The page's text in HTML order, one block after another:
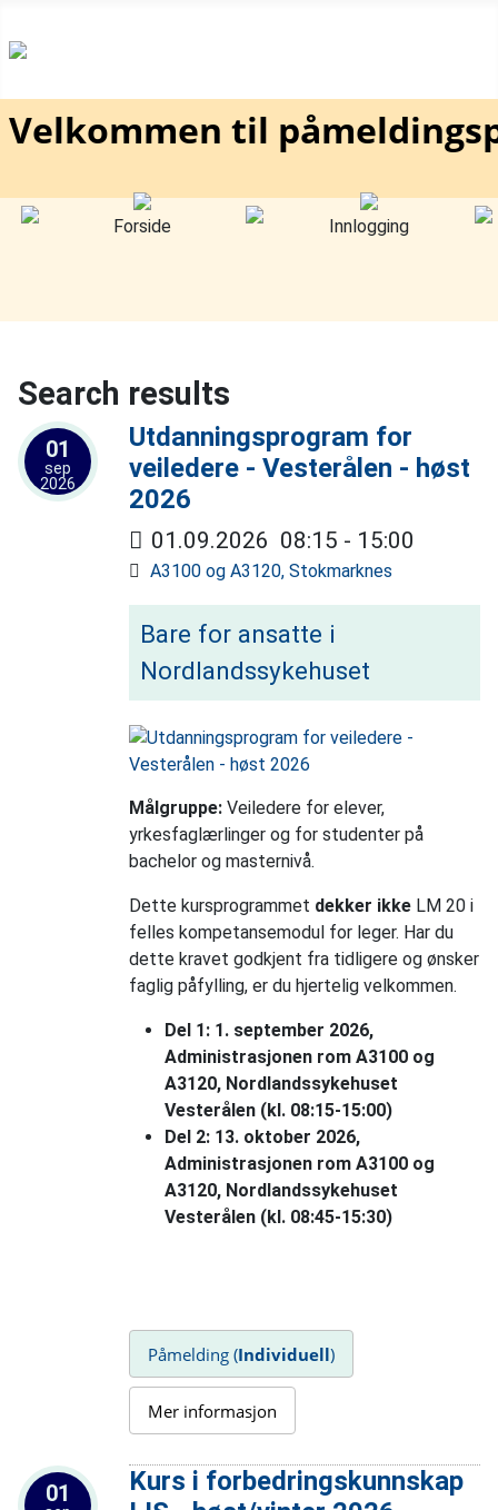
Velkommen til
Forside Innlogging
Search results
01
sep
2026
Utdanningsprogram for
veiledere - Vesterålen - høst
2026
01.09.2026 08:15 - 15:00
A3100 og A3120, Stokmarknes
Bare for ansatte i
Nordlandssykehuset
Målgruppe: Veiledere for elever,
yrkesfaglærlinger og for studenter på
bachelor og masternivå.
Dette kursprogrammet dekker ikke LM 20 i
felles kompetansemodul for leger. Har du
dette kravet godkjent fra tidligere og ønsker
faglig påfylling, er du hjertelig velkommen.
Del 1: 1. september 2026,
Administrasjonen rom A3100 og
A3120, Nordlandssykehuset
Vesterålen (kl. 08:15-15:00)
Del 2: 13. oktober 2026,
Administrasjonen rom A3100 og
A3120, Nordlandssykehuset
Vesterålen (kl. 08:45-15:30)
Påmelding (Individuell)
Mer informasjon
01
Kurs i forbedringskunnskap